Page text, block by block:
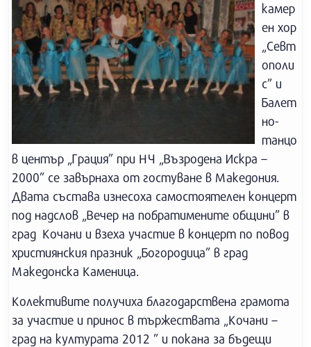
камер
ен хор
„Севт
ополи
с” и
Балет
но-
танцо
в център „Грация” при НЧ „Възродена Искра –
2000” се завърнаха от гостуване в Македония.
Двата състава изнесоха самостоятелен концерт
под надслов „Вечер на побратимените общини” в
град Кочани и взеха участие в концерт по повод
християнския празник „Богородица” в град
Македонска Каменица.
Колективите получиха благодарствена грамота
за участие и принос в тържествата „Кочани –
град на културата 2012 ” и покана за бъдещи